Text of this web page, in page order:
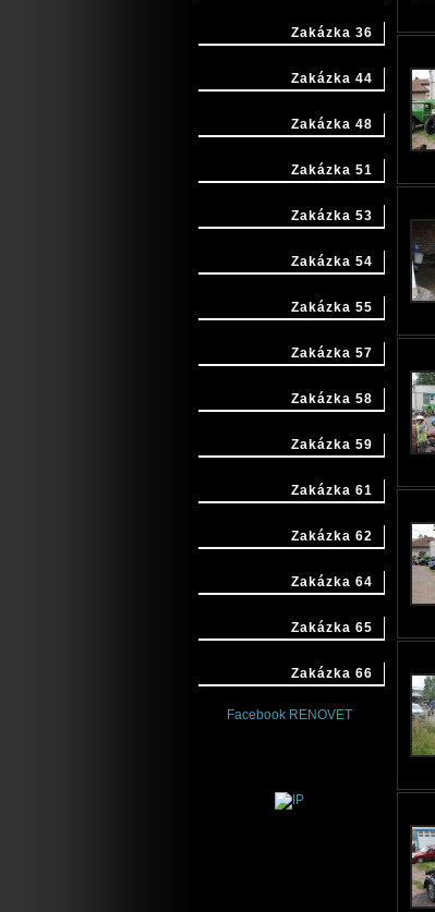
Zakázka 36
Zakázka 44
Zakázka 48
Zakázka 51
Zakázka 53
Zakázka 54
Zakázka 55
Zakázka 57
Zakázka 58
Zakázka 59
Zakázka 61
Zakázka 62
Zakázka 64
Zakázka 65
Zakázka 66
Facebook RENOVET